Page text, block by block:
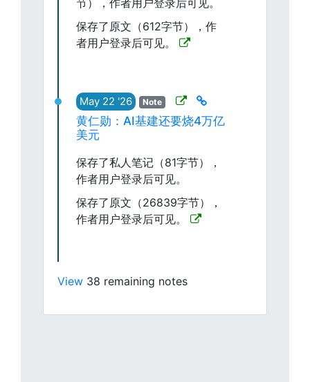
节），作者用户登录后可见。
保存了原文（612字节），作
者用户登录后可见。
May 22 '26 Note
黄仁勋：AI基建还要烧4万亿
美元
保存了私人笔记（81字节），
作者用户登录后可见。
保存了原文（26839字节），
作者用户登录后可见。
View 38 remaining notes